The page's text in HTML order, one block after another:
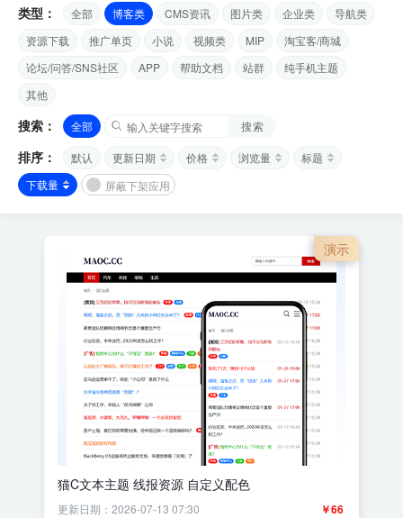
类型： 全部 博客类 CMS资讯 图片类 企业类
导航类
资源下载
推广单页 小说 视频类 MIP
淘宝客/商城
论坛/问答/SNS社区
APP 帮助文档 站群
纯手机主题
其他
搜索： 全部 搜索
排序： 默认 更新日期 价格 浏览量
标题
下载量
屏蔽下架应用
演示
猫C文本主题 线报资源 自定义配色
￥66
更新日期：2026-07-13 07:30